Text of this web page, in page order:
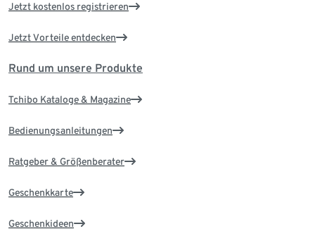
Jetzt kostenlos registrieren
Jetzt Vorteile entdecken
Rund um unsere Produkte
Tchibo Kataloge & Magazine
Bedienungsanleitungen
Ratgeber & Größenberater
Geschenkkarte
Geschenkideen